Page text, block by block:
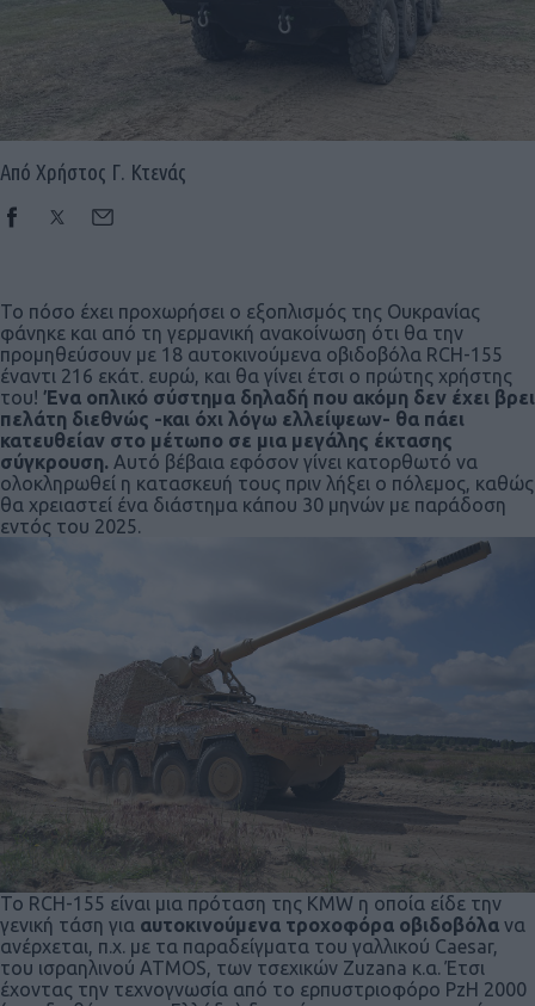
Από Χρήστος Γ. Κτενάς
Το πόσο έχει προχωρήσει ο εξοπλισμός της Ουκρανίας
φάνηκε και από τη γερμανική ανακοίνωση ότι θα την
προμηθεύσουν με 18 αυτοκινούμενα οβιδοβόλα RCH-155
έναντι 216 εκάτ. ευρώ, και θα γίνει έτσι ο πρώτης χρήστης
του! Ένα οπλικό σύστημα δηλαδή που ακόμη δεν έχει βρει
πελάτη διεθνώς -και όχι λόγω ελλείψεων- θα πάει
κατευθείαν στο μέτωπο σε μια μεγάλης έκτασης
σύγκρουση. Αυτό βέβαια εφόσον γίνει κατορθωτό να
ολοκληρωθεί η κατασκευή τους πριν λήξει ο πόλεμος, καθώς
θα χρειαστεί ένα διάστημα κάπου 30 μηνών με παράδοση
εντός του 2025.
Το RCH-155 είναι μια πρόταση της KMW η οποία είδε την
γενική τάση για αυτοκινούμενα τροχοφόρα οβιδοβόλα να
ανέρχεται, π.χ. με τα παραδείγματα του γαλλικού Caesar,
του ισραηλινού ATMOS, των τσεχικών Zuzana κ.α. Έτσι
έχοντας την τεχνογνωσία από το ερπυστριοφόρο PzH 2000